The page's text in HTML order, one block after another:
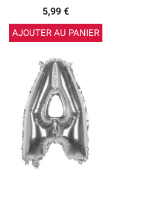
5,99 €
AJOUTER AU PANIER